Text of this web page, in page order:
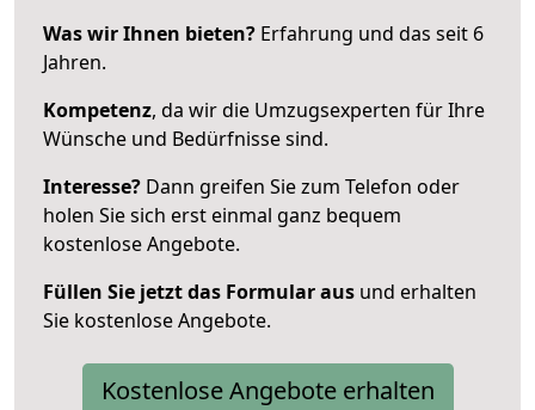
Was wir Ihnen bieten? Erfahrung und das seit 6
Jahren.
Kompetenz, da wir die Umzugsexperten für Ihre
Wünsche und Bedürfnisse sind.
Interesse? Dann greifen Sie zum Telefon oder
holen Sie sich erst einmal ganz bequem
kostenlose Angebote.
Füllen Sie jetzt das Formular aus und erhalten
Sie kostenlose Angebote.
Kostenlose Angebote erhalten